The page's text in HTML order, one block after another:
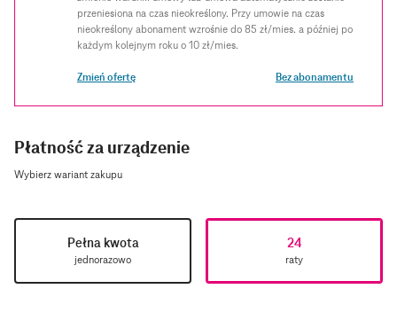
Zmień ofertę Bez abonamentu
Płatność za urządzenie
Wybierz wariant zakupu
Pełna kwota
jednorazowo
24
raty